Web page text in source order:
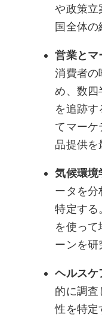
や政策立
国全体の
営業と
消費者の
め、数四
を追跡
てマーケ
品提供を
気候環
ータを分
特定する
を使って
ーンを研
ヘルスケ
的に調査
性を特定